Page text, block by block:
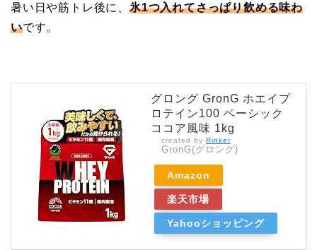
暑い日や筋トレ後に、 氷1つ入れてさっぱり飲める味わ
いです。
グロング GronG ホエイプ
ロテイン100 ベーシック
ココア風味 1kg
created by Rinker
GronG(グロング)
Amazon
楽天市場
Yahooショッピング